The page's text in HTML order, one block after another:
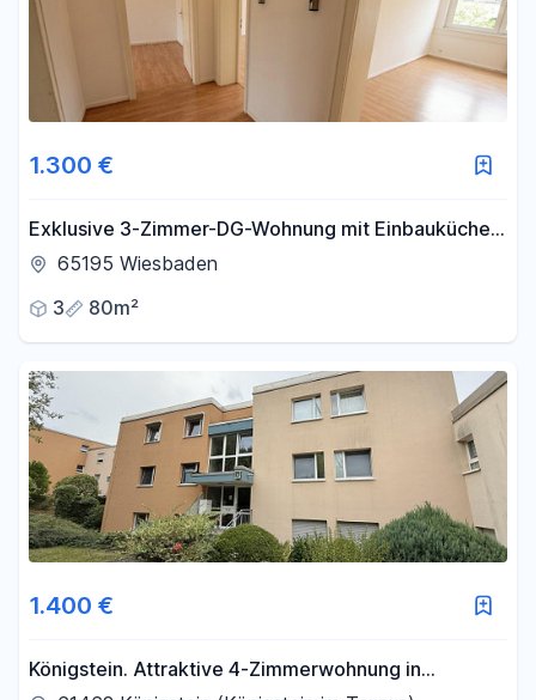
1.300 €
Exklusive 3-Zimmer-DG-Wohnung mit Einbauküche
in Wiesbaden
65195 Wiesbaden
3
80m²
1.400 €
Königstein. Attraktive 4-Zimmerwohnung in